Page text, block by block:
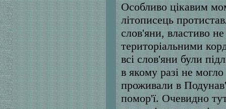
Особливо цікавим
літописець
слов'яни, властиво
територіальними
всі слов'яни були
в якому разі не
проживали в
помор'ї. Очевидно